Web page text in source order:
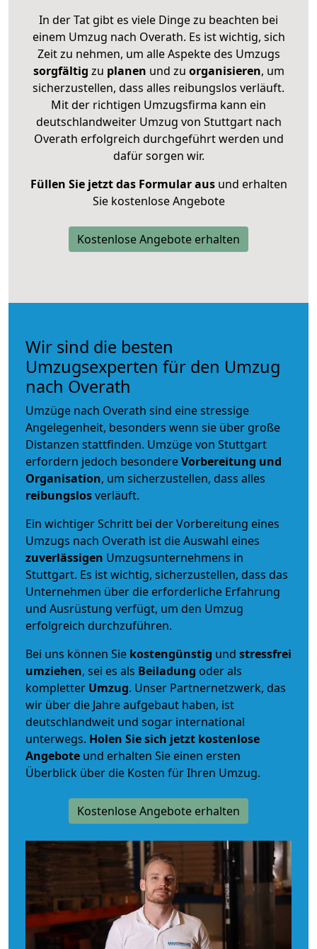
In der Tat gibt es viele Dinge zu beachten bei
einem Umzug nach Overath. Es ist wichtig, sich
Zeit zu nehmen, um alle Aspekte des Umzugs
sorgfältig zu planen und zu organisieren, um
sicherzustellen, dass alles reibungslos verläuft.
Mit der richtigen Umzugsfirma kann ein
deutschlandweiter Umzug von Stuttgart nach
Overath erfolgreich durchgeführt werden und
dafür sorgen wir.
Füllen Sie jetzt das Formular ausund erhalten
Sie kostenlose Angebote
Kostenlose Angebote erhalten
Wir sind die besten
Umzugsexperten für den Umzug
nach Overath
Umzüge nach Overath sind eine stressige
Angelegenheit, besonders wenn sie über große
Distanzen stattfinden. Umzüge von Stuttgart
erfordern jedoch besondereVorbereitung und
Organisation, um sicherzustellen, dass alles
reibungslosverläuft.
Ein wichtiger Schritt bei der Vorbereitung eines
Umzugs nach Overath ist die Auswahl eines
zuverlässigen Umzugsunternehmens in
Stuttgart. Es ist wichtig, sicherzustellen, dass das
Unternehmen über die erforderliche Erfahrung
und Ausrüstung verfügt, um den Umzug
erfolgreich durchzuführen.
Bei uns können Sie kostengünstig und stressfrei
umziehen, sei es als Beiladung oder als
kompletter Umzug. Unser Partnernetzwerk, das
wir über die Jahre aufgebaut haben, ist
deutschlandweit und sogar international
unterwegs. Holen Sie sich jetzt kostenlose
Angebote und erhalten Sie einen ersten
Überblick über die Kosten für Ihren Umzug.
Kostenlose Angebote erhalten